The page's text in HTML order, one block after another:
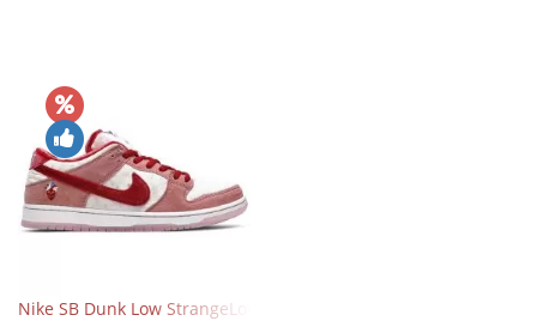
Nike SB Dunk Low StrangeLove Valentine's Day